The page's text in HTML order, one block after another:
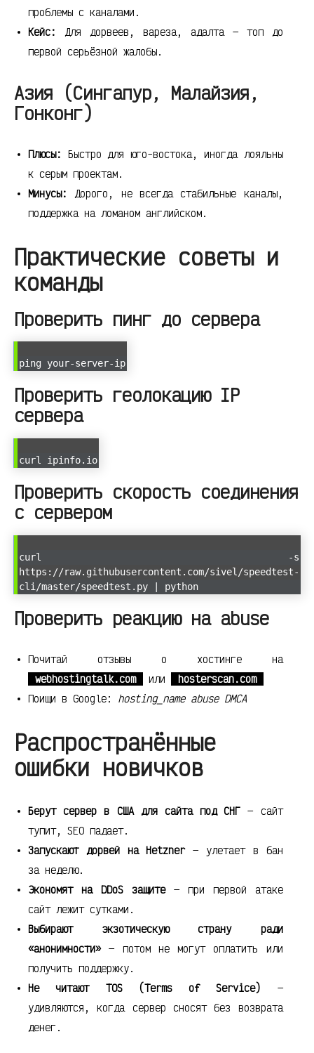
проблемы с каналами.
Кейс:
Для дорвеев, вареза, адалта — топ до
первой серьёзной жалобы.
Азия (Сингапур, Малайзия,
Гонконг)
Плюсы: Быстро для юго-востока, иногда лояльны
к серым проектам.
Минусы:
Дорого, не всегда стабильные каналы,
поддержка на ломаном английском.
Практические советы и
команды
Проверить пинг до сервера
ping your-server-ip
Проверить геолокацию IP
сервера
curl ipinfo.io
Проверить скорость соединения
с сервером
curl -s
https://raw.githubusercontent.com/sivel/speedtest-
cli/master/speedtest.py | python
Проверить реакцию на abuse
Почитай отзывы о хостинге на
webhostingtalk.com
или
hosterscan.com
Поищи в Google: hosting_name abuse DMCA
Распространённые
ошибки новичков
Берут сервер в США для сайта под СНГ — сайт
тупит, SEO падает.
Запускают дорвей на Hetzner— улетает в бан
за неделю.
Экономят на DDoS защите— при первой атаке
сайт лежит сутками.
Выбирают экзотическую страну ради
«анонимности»— потом не могут оплатить или
получить поддержку.
Не читают TOS (Terms of Service) —
удивляются, когда сервер сносят без возврата
денег.